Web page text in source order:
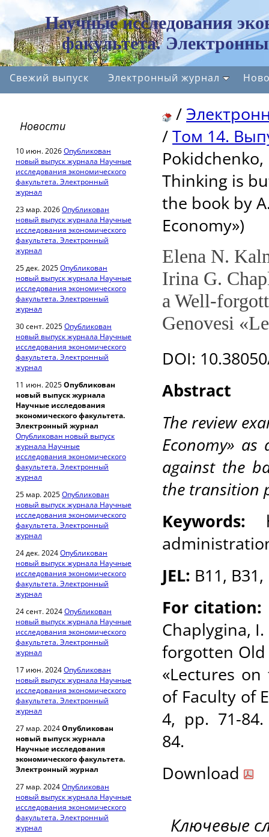
Научные исследования
факультета.
Свежий выпуск Электронный журнал
Новости
10 июн. 2026Опубликован
новый выпуск журнала Научные
исследования экономического
факультета. Электронный
журнал
23 мар. 2026Опубликован
новый выпуск журнала Научные
исследования экономического
факультета. Электронный
журнал
25 дек. 2025Опубликован
новый выпуск журнала Научные
исследования экономического
факультета. Электронный
журнал
30 сент. 2025Опубликован
новый выпуск журнала Научные
исследования экономического
факультета. Электронный
журнал
11 июн. 2025Опубликован
новый выпуск журнала
Научные исследования
экономического факультета.
Электронный журнал
Опубликован новый выпуск
журнала Научные
исследования экономического
факультета. Электронный
журнал
25 мар. 2025Опубликован
новый выпуск журнала Научные
исследования экономического
факультета. Электронный
журнал
24 дек. 2024Опубликован
новый выпуск журнала Научные
исследования экономического
факультета. Электронный
журнал
24 сент. 2024Опубликован
новый выпуск журнала Научные
исследования экономического
факультета. Электронный
журнал
17 июн. 2024Опубликован
новый выпуск журнала Научные
исследования экономического
факультета. Электронный
журнал
27 мар. 2024Опубликован
новый выпуск журнала
Научные исследования
экономического факультета.
Электронный журнал
27 мар. 2024Опубликован
новый выпуск журнала Научные
исследования экономического
факультета. Электронный
журнал
/
/Том 14.
Thinking is
the book by
Economy»)
Elena N.
Irina G.
a Well-
Genovesi
DOI:
Abstract
The review
Economy»
against the
the transition
Keywords:
JEL: B11, B31,
For citation:
Chaplygina,
forgotten Old
«Lectures on
of Faculty of
4, pp. 71-84.
84.
Download
Ключевые